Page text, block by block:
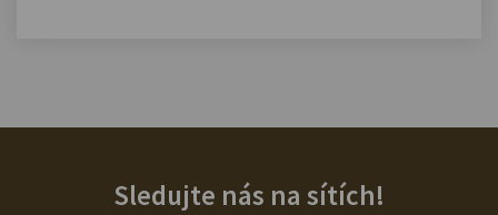
Sledujte nás na sítích!